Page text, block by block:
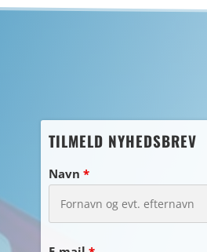
TILMELD NYHEDSBREV
Navn*